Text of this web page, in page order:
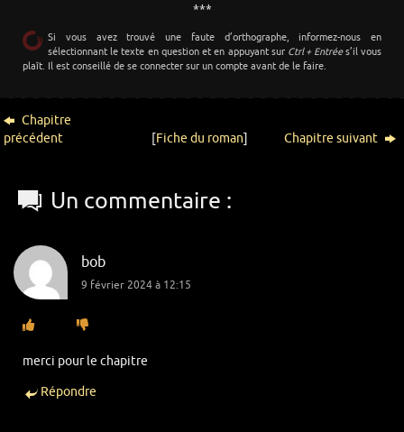
***
Si vous avez trouvé une faute d’orthographe, informez-nous en
sélectionnant le texte en question et en appuyant sur Ctrl + Entrées’il vous
plaît. Il est conseillé de se connecter sur un compte avant de le faire.
Chapitre
précédent
[Fiche du roman] Chapitre suivant
Un commentaire :
bob
9 février 2024 à 12:15
merci pour le chapitre
Répondre